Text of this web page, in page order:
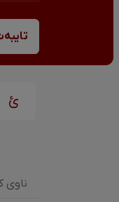
"قادر
ئ
ناوی